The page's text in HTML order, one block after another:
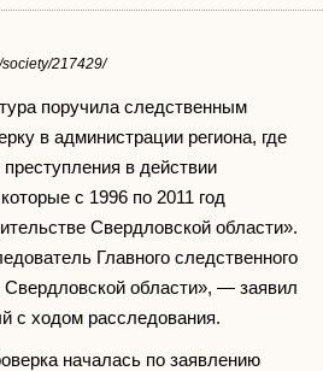
217429/
поручила следственным
в администрации региона, где
в действии
с 1996 по 2011 год
Свердловской области».
Главного следственного
области», — заявил
с ходом расследования.
началась по заявлению